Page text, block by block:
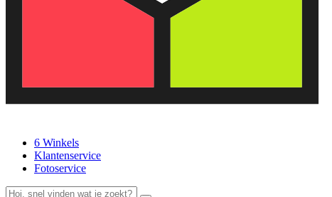
6 Winkels
Klantenservice
Fotoservice